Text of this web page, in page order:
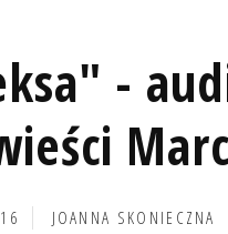
-
JOANNA SKONIECZNA